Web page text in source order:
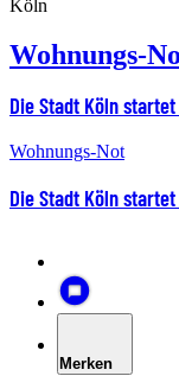
Köln
Wohnungs-
Die Stadt Köln
Wohnungs-Not
Die Stadt Köln
Merken